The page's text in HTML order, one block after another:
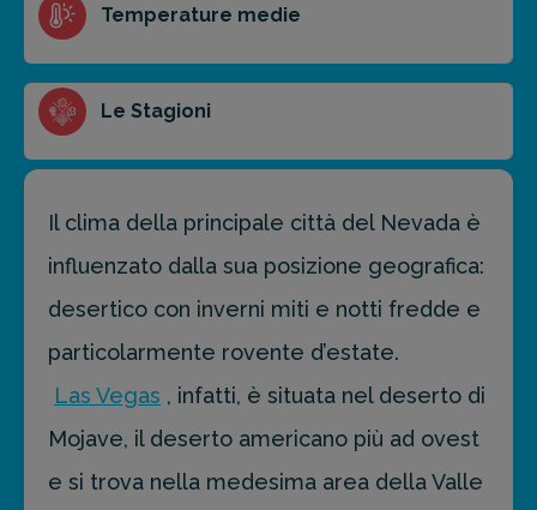
Temperature medie
Le Stagioni
Il clima della principale città del Nevada è
influenzato dalla sua posizione geografica:
desertico con inverni miti e notti fredde e
particolarmente rovente d’estate.
Las Vegas , infatti, è situata nel deserto di
Mojave, il deserto americano più ad ovest
e si trova nella medesima area della Valle